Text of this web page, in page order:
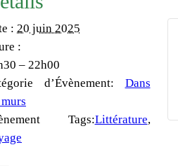
: 20 juin 2025
:
– 22h00
d’Évènement:
Dans
Tags:Littérature,